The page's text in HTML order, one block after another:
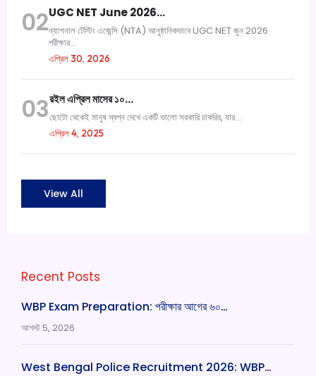
02UGC NET June 2026…
ন্যাশনাল টেস্টিং এজেন্সি (NTA) আনুষ্ঠানিকভাবে UGC NET জুন 2026
পরীক্ষার...
এপ্রিল 30, 2026
03রইল এপ্রিল মাসের ১০…
ছোটো থেকেই মানুষ স্বপ্ন দেখে একটি ভালো সরকারি চাকরির, যার...
এপ্রিল 4, 2025
View All
Recent Posts
WBP Exam Preparation: পরীক্ষার আগের ৬০…
আগস্ট 5, 2026
West Bengal Police Recruitment 2026: WBP…